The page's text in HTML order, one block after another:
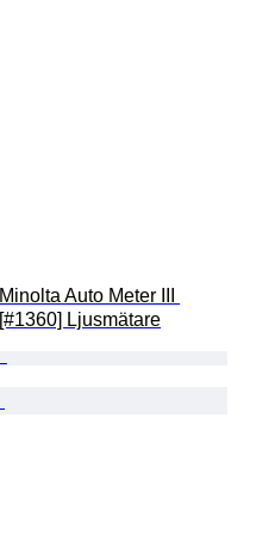
Minolta Auto Meter III
[#1360] Ljusmätare